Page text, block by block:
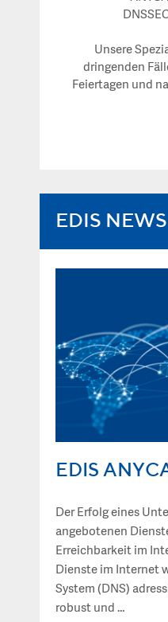
Unsere
dringenden
Feiertagen und
EDIS NEWS
EDIS
Der Erfolg eines
angebotenen
Erreichbarkeit im
Dienste im Internet
System (DNS)
robust und …